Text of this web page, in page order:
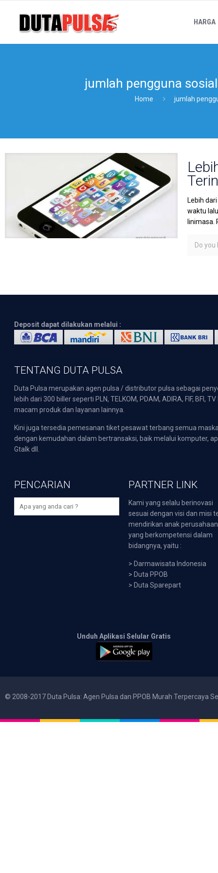
HARGA
jumlah pengguna
Home jumlah
Lebih
waktu
linimasa.
Do you
Deposit dapat dilakukan melalui :
TENTANG DUTA PULSA
Duta Pulsa merupakan agen pulsa / distributor pulsa sebagai
lebih dari 300 biller seperti PLN, TELKOM, PDAM, ADIRA, FIF,
macam produk dan layanan lainnya.
Kini juga tersedia pemesanan tiket pesawat terbang semua
dengan kemudahan dalam bertransaksi, baik melalui komputer,
Gtalk dll.
PENCARIAN PARTNER LINK
Kami yang selalu berinovasi
sesuai dengan visi dan misi
mendirikan anak perusahaan
yang berkompetensi dalam
bidangnya, yaitu :
> Darmawisata Indonesia
> Duta PPOB
> Duta Sparepart
Unduh Aplikasi Selular Gratis
© 2008-2017 Duta Pulsa: Agen Pulsa dan PPOB Murah Terpercaya